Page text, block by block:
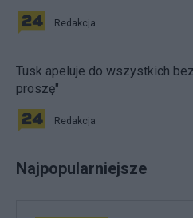
Redakcja
Tusk apeluje do wszystkich
proszę"
Redakcja
Najpopularniejsze